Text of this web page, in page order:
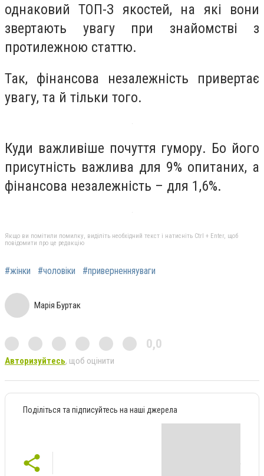
однаковий ТОП-З якостей, на які вони
звертають увагу при знайомстві з
протилежною статтю.
Так, фінансова незалежність привертає
увагу, та й тільки того.
Куди важливіше почуття гумору. Бо його
присутність важлива для 9% опитаних, а
фінансова незалежність – для 1,6%.
Якщо ви помітили помилку, виділіть необхідний текст і натисніть Ctrl + Enter, щоб
повідомити про це редакцію
#жінки #чоловіки #приверненняуваги
Марія Буртак
0,0
Авторизуйтесь, щоб оцінити
Поділіться та підписуйтесь на наші джерела